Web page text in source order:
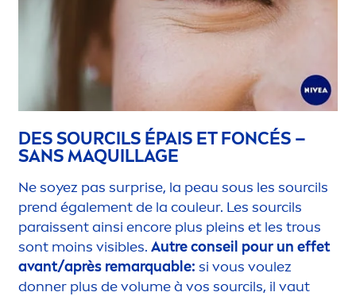
DES SOURCILS ÉPAIS ET FONCÉS –
SANS MAQUILLAGE
Ne soyez pas surprise, la peau sous les sourcils
prend également de la couleur. Les sourcils
paraissent ainsi encore plus pleins et les trous
sont moins visibles. Autre conseil pour un effet
avant/après remarquable: si vous voulez
donner plus de volume à vos sourcils, il vaut